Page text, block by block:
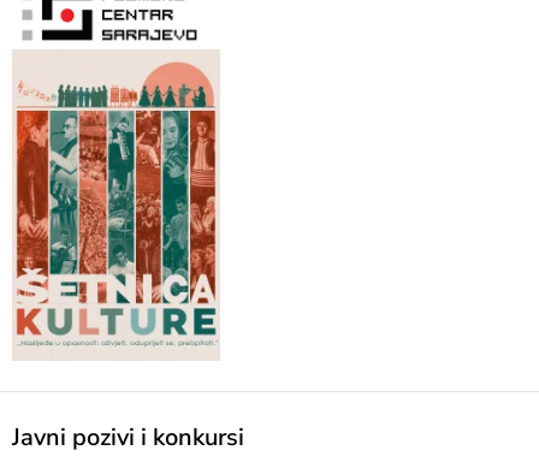
Javni pozivi i konkursi